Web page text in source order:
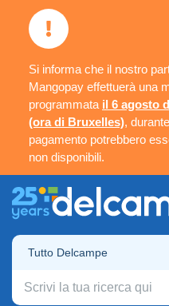
Si informa che il nostro
Mangopay effettuerà una
programmata il 6 agosto
(ora di Bruxelles),
pagamento potrebbero
non disponibili.
Tutto Delcampe